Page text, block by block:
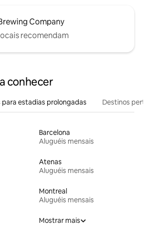
Company
recomendam
conhecer
estadias prolongadas Destinos
Barcelona
Aluguéis mensais
Atenas
Aluguéis mensais
Montreal
Aluguéis mensais
Mostrar mais